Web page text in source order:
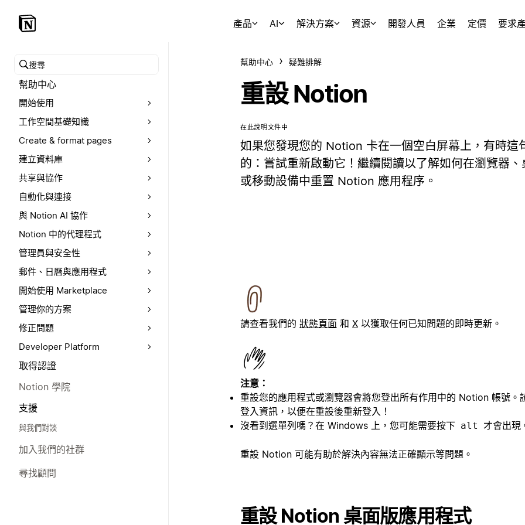
產品 AI 解決方案 資源 開發人員 企業 定價 要求
搜尋幫助中心
幫助中心
開始使用
工作空間基礎知識
Create & format pages
建立資料庫
共享與協作
自動化與連接
與 Notion AI 協作
Notion 中的代理程式
管理員與安全性
郵件、日曆與應用程式
開始使用 Marketplace
管理你的方案
修正問題
Developer Platform
取得認證
Notion 學院
支援
與我們對談
加入我們的社群
尋找顧問
幫助中心 疑難排解
重設 Notion
在此說明文件中
如果您發現您的 Notion 卡在一個空白屏幕上，有時這
的：嘗試重新啟動它！繼續閱讀以了解如何在瀏覽器
或移動設備中重置 Notion 應用程序。
請查看我們的 狀態頁面 和 X 以獲取任何已知問題的即時更新。
注意：
重設您的應用程式或瀏覽器會將您登出所有作用中的 Notion 帳號。
登入資訊，以便在重設後重新登入！
沒看到選單列嗎？在 Windows 上，您可能需要按下 alt 才會出現
重設 Notion 可能有助於解決內容無法正確顯示等問題。
重設 Notion 桌面版應用程式